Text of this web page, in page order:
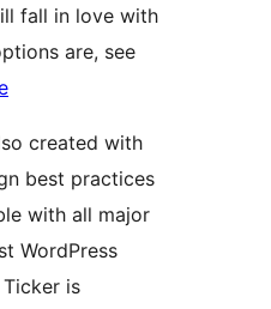
fall in love with
are, see
created with
best practices
with all major
WordPress
Ticker is